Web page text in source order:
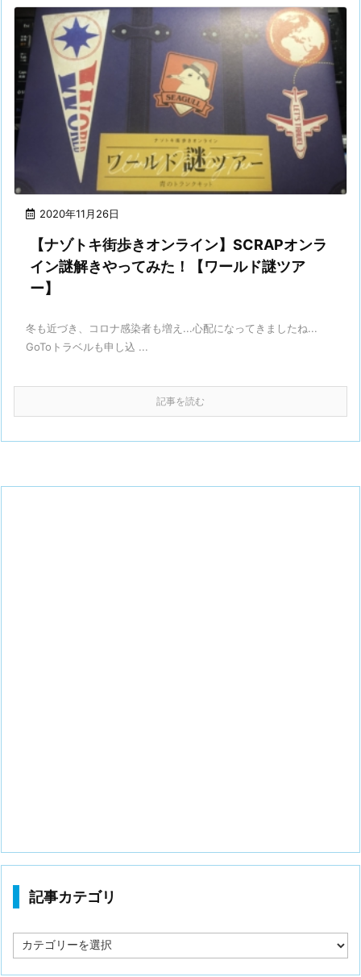
2020年11月26日
【ナゾトキ街歩きオンライン】SCRAPオンラ
イン謎解きやってみた！【ワールド謎ツア
ー】
冬も近づき、コロナ感染者も増え...心配になってきましたね...
GoToトラベルも申し込 ...
記事を読む
記事カテゴリ
事